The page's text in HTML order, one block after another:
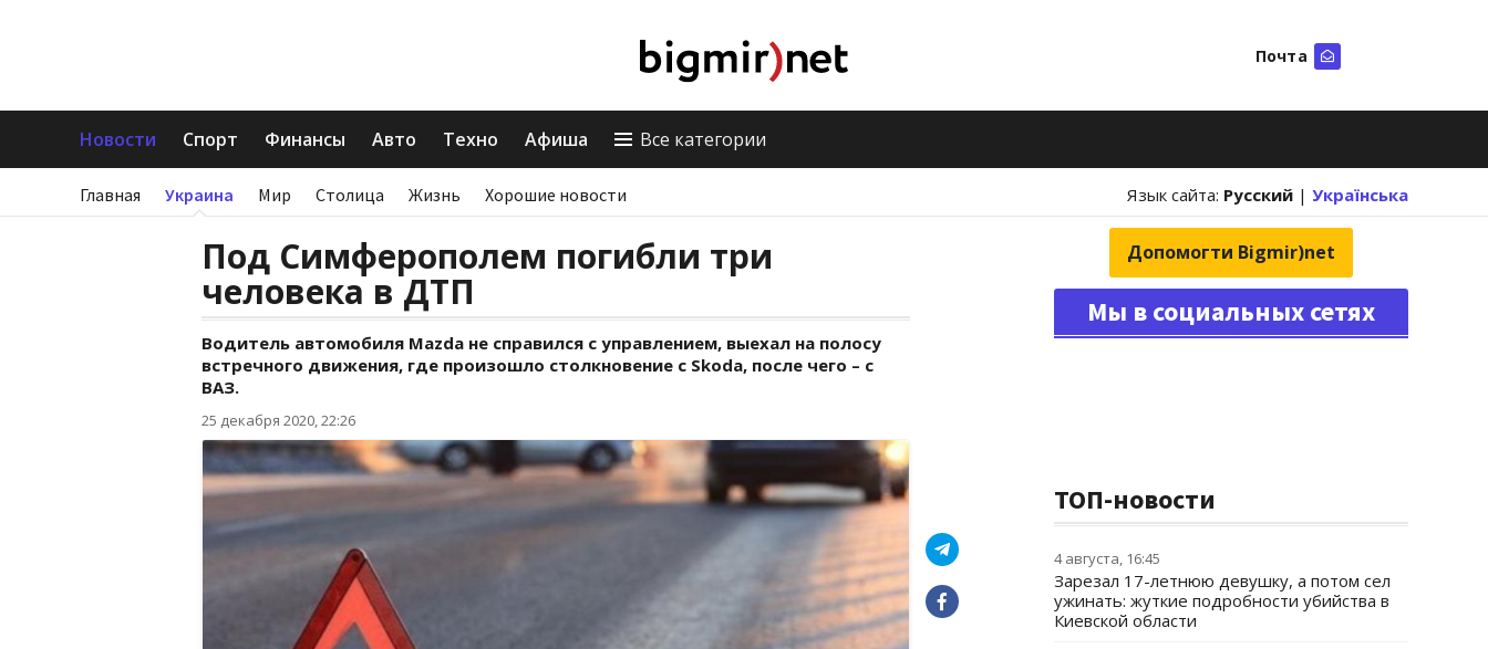
Почта
Новости Спорт Финансы Авто Техно Афиша Все категории
Главная Украина Мир Столица Жизнь Хорошие новости Язык сайта: Русский | Українська
Под Симферополем погибли три
человека в ДТП
Водитель автомобиля Mazda не справился с управлением, выехал на полосу
встречного движения, где произошло столкновение с Skoda, после чего – с
ВАЗ.
25 декабря 2020, 22:26
Допомогти Bigmir)net
Мы в социальных сетях
ТОП-новости
4 августа, 16:45
Зарезал 17-летнюю девушку, а потом сел
ужинать: жуткие подробности убийства в
Киевской области